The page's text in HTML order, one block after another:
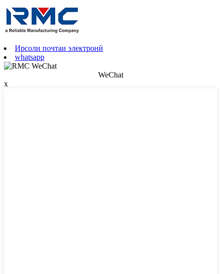
Ирсоли почтаи электронӣ
whatsapp
WeChat
x